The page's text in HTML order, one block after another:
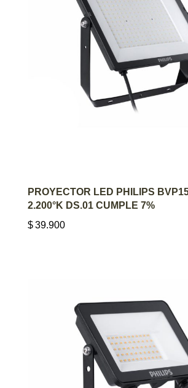
AGREGAR AL CARRITO
PROYECTOR LED PHILIPS
2.200°K DS.01 CUMPLE 7%
$39.900